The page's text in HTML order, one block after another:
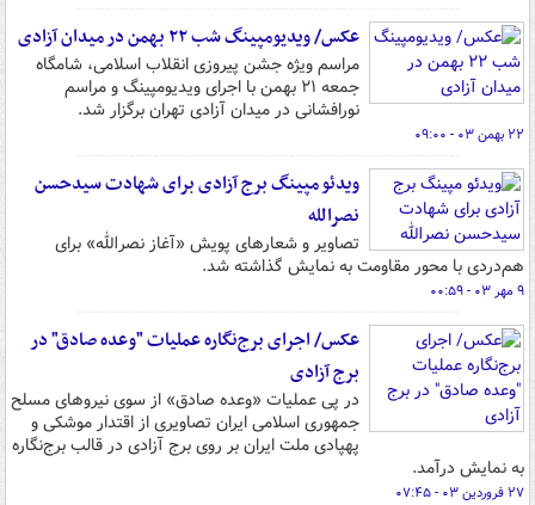
عکس/ ویدیومپینگ شب ۲۲ بهمن در میدان آزادی
مراسم ویژه جشن پیروزی انقلاب اسلامی، شامگاه
جمعه ۲۱ بهمن با اجرای ویدیومپینگ و مراسم
نورافشانی در میدان آزادی تهران برگزار شد.
۲۲ بهمن ۰۳ - ۰۹:۰۰
ویدئو مپینگ برج آزادی برای شهادت سیدحسن
نصرالله
تصاویر و شعارهای پویش «آغاز نصرالله» برای
هم‌دردی با محور مقاومت به نمایش گذاشته شد.
۹ مهر ۰۳ - ۰۰:۵۹
عکس/ اجرای برج‌نگاره عملیات "وعده صادق" در
برج آزادی
در پی عملیات «وعده صادق» از سوی نیروهای مسلح
جمهوری اسلامی ایران تصاویری از اقتدار موشکی و
پهپادی ملت ایران بر روی برج آزادی در قالب برج‌نگاره
به نمایش درآمد.
۲۷ فروردین ۰۳ - ۰۷:۴۵